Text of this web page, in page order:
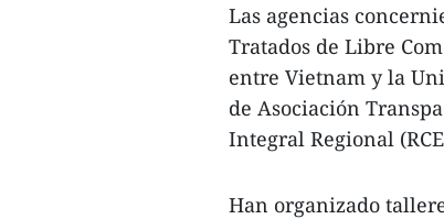
Las agencias
Tratados de Libre
entre Vietnam y la
de Asociación
Integral Regional
Han organizado